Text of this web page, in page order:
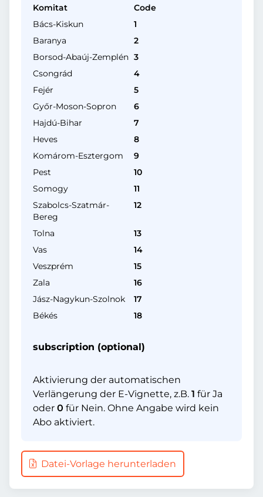
Komitat
Code
Bács-Kiskun
1
Baranya
2
Borsod-Abaúj-Zemplén 3
Csongrád
4
Fejér
5
Győr-Moson-Sopron
6
Hajdú-Bihar
7
Heves
8
Komárom-Esztergom
9
Pest
10
Somogy
11
Szabolcs-Szatmár-
Bereg
12
Tolna
13
Vas
14
Veszprém
15
Zala
16
Jász-Nagykun-Szolnok
17
Békés
18
subscription (optional)
Aktivierung der automatischen
Verlängerung der E-Vignette, z.B. 1 für Ja
oder 0 für Nein. Ohne Angabe wird kein
Abo aktiviert.
Datei-Vorlage herunterladen